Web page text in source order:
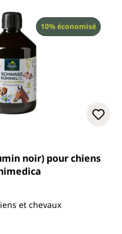
Réduction
10% économisé
noir) pour chiens
et chevaux